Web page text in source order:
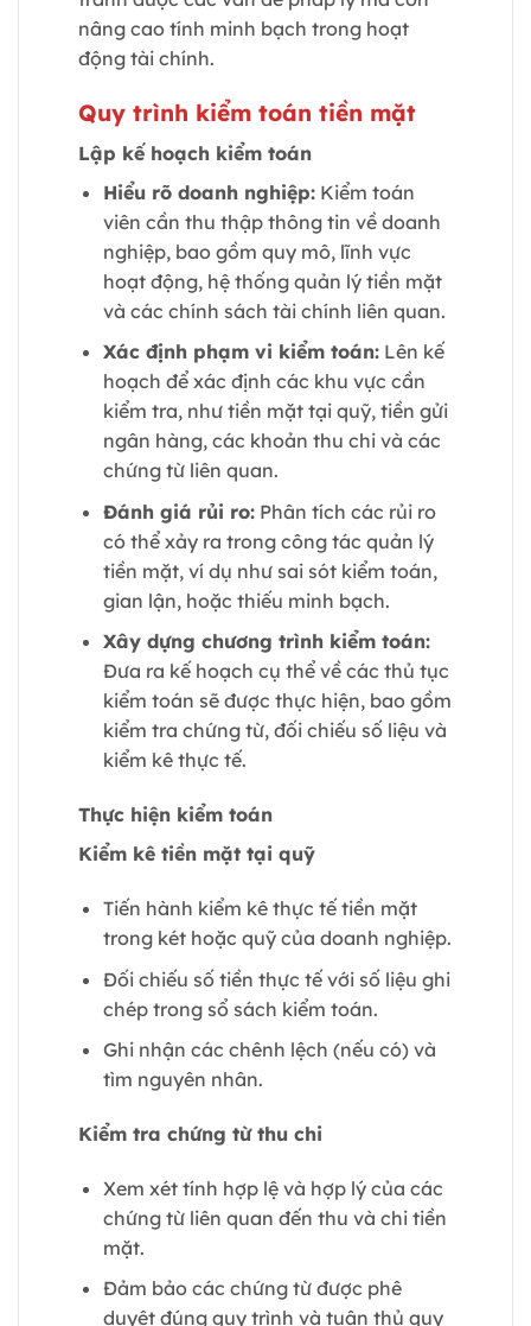
nâng cao tính minh bạch trong hoạt
động tài chính.
Quy trình kiểm toán tiền mặt
Lập kế hoạch kiểm toán
Hiểu rõ doanh nghiệp:Kiểm toán
viên cần thu thập thông tin về doanh
nghiệp, bao gồm quy mô, lĩnh vực
hoạt động, hệ thống quản lý tiền mặt
và các chính sách tài chính liên quan.
Xác định phạm vi kiểm toán:Lên kế
hoạch để xác định các khu vực cần
kiểm tra, như tiền mặt tại quỹ, tiền gửi
ngân hàng, các khoản thu chi và các
chứng từ liên quan.
Đánh giá rủi ro:Phân tích các rủi ro
có thể xảy ra trong công tác quản lý
tiền mặt, ví dụ như sai sót kiểm toán,
gian lận, hoặc thiếu minh bạch.
Xây dựng chương trình kiểm toán:
Đưa ra kế hoạch cụ thể về các thủ tục
kiểm toán sẽ được thực hiện, bao gồm
kiểm tra chứng từ, đối chiếu số liệu và
kiểm kê thực tế.
Thực hiện kiểm toán
Kiểm kê tiền mặt tại quỹ
Tiến hành kiểm kê thực tế tiền mặt
trong két hoặc quỹ của doanh nghiệp.
Đối chiếu số tiền thực tế với số liệu ghi
chép trong sổ sách kiểm toán.
Ghi nhận các chênh lệch (nếu có) và
tìm nguyên nhân.
Kiểm tra chứng từ thu chi
Xem xét tính hợp lệ và hợp lý của các
chứng từ liên quan đến thu và chi tiền
mặt.
Đảm bảo các chứng từ được phê
duyệt đúng quy trình và tuân thủ quy